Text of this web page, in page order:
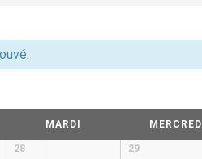
MARDI MERCREDI
28 29